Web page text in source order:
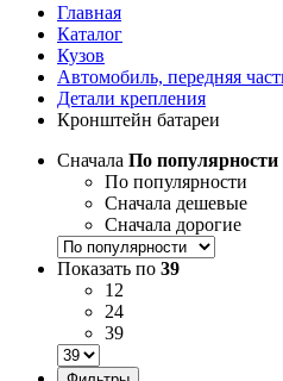
Главная
Каталог
Кузов
Автомобиль, передняя
Детали крепления
Кронштейн батареи
Сначала По популярности
По популярности
Сначала дешевые
Сначала дорогие
Показать по 39
12
24
39